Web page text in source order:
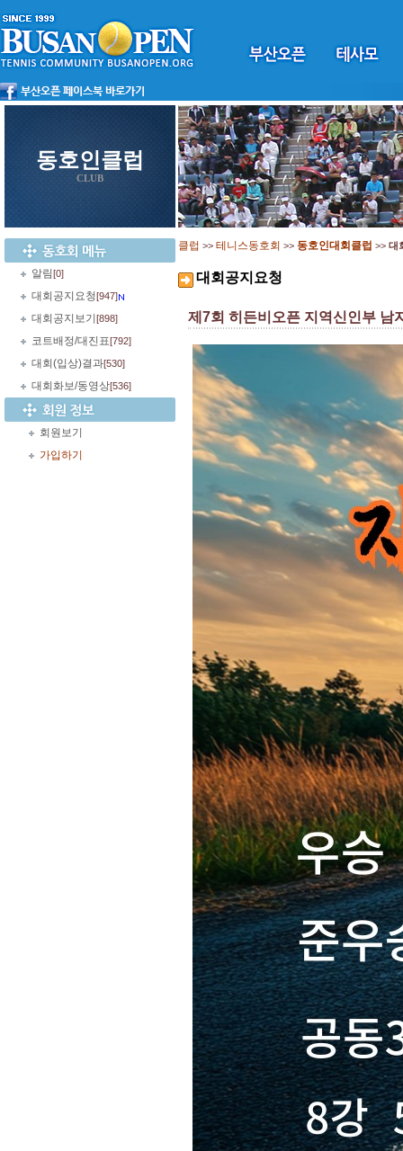
동호인클럽
CLUB
알림[0]
대회공지요청[947]
대회공지보기 [898]
코트배정/대진표[792]
대회(입상)결과[530]
대회화보/동영상[536]
회원보기
가입하기
클럽 >> 테니스동호회 >> 동호인대회클럽 >> 대
대회공지요청
제7회 히든비오픈 지역신인부 남